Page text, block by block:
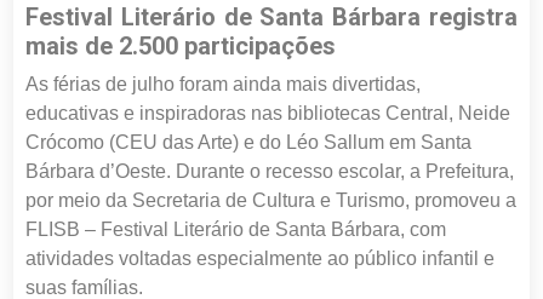
Festival Literário de Santa Bárbara registra
mais de 2.500 participações
As férias de julho foram ainda mais divertidas,
educativas e inspiradoras nas bibliotecas Central, Neide
Crócomo (CEU das Arte) e do Léo Sallum em Santa
Bárbara d’Oeste. Durante o recesso escolar, a Prefeitura,
por meio da Secretaria de Cultura e Turismo, promoveu a
FLISB – Festival Literário de Santa Bárbara, com
atividades voltadas especialmente ao público infantil e
suas famílias.